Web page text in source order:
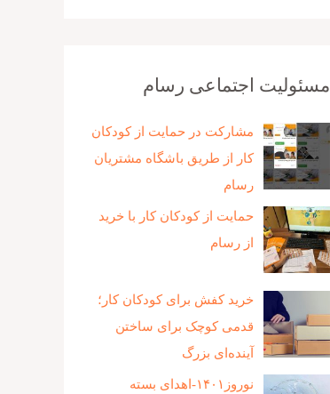
مسئولیت اجتماعی رسام
مشارکت در حمایت از کودکان
کار از طریق باشگاه مشتریان
رسام
حمایت از کودکان کار با خرید
از رسام
خرید کفش برای کودکان کار؛
قدمی کوچک برای ساختن
آینده‌ای بزرگ
نوروز۱۴۰۱-اهدای بسته